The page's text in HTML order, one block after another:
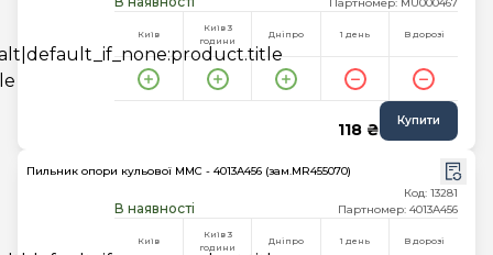
Київ
Київ 3
години
Дніпро 1 день В дорозі
118 ₴ Купити
Пильник опори кульової MMC - 4013A456 (зам.MR455070)
В наявності
Код: 13281
Партномер: 4013A456
Київ
Київ 3
години
Дніпро 1 день В дорозі